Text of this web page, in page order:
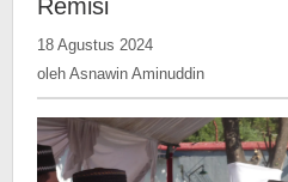
Remisi
18 Agustus 2024
Asnawin
oleh Asnawin Aminuddin